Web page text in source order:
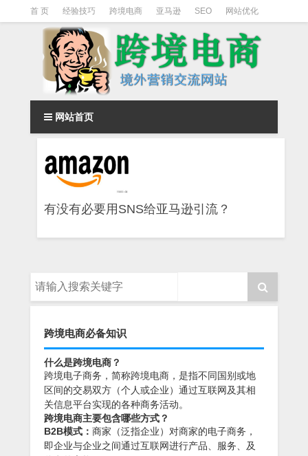
首 页 经验技巧 跨境电商 亚马逊 SEO 网站优化
Facebook营销 Facebook广告 facebook营销技巧
instagram营销
网站首页
有没有必要用SNS给亚马逊引流？
跨境电商必备知识
什么是跨境电商？
跨境电子商务，简称跨境电商，是指不同国别或地
区间的交易双方（个人或企业）通过互联网及其相
关信息平台实现的各种商务活动。
跨境电商主要包含哪些方式？
B2B模式： 商家（泛指企业）对商家的电子商务，
即企业与企业之间通过互联网进行产品、服务、及